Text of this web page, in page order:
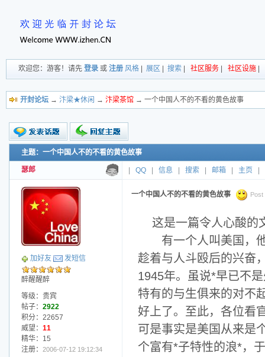
欢迎您：游客！请先 登录 或 注册 风格 展区 搜索 社区服务 社区设施
开封论坛 → 汴梁★休闲 → 汴梁茶馆 → 一个中国人不的不看的黄色故事
新的主题
投票帖
交易帖
小字报
主题：一个中国人不的不看的黄色故事
瑟郎 QQ 信息 搜索 邮箱 主页
加好友 发短信
醉醒醒醉
等级：贵宾
帖子： 2922
积分：22657
威望： 11
精华：15
注册： 2006-07-12 19:12:34
一个中国人不的不看的黄色故事 Post
这是一篇令人心酸的
有一个人叫美国，他
趁着与人斗殴后的兴奋
1945年。虽说*早已不
特有的与生俱来的对不
好上了。至此，各位看
可是事实是美国从来是
个富有*子特性的浪*，